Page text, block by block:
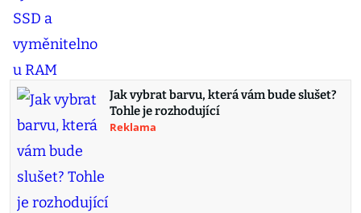
Jak vybrat barvu, která vám bude slušet?
Tohle je rozhodující
Reklama